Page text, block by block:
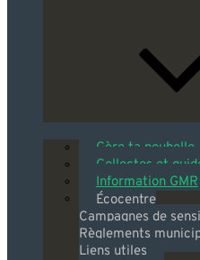
Gère ta poubelle
Collectes et
Information GMR
Écocentre
Campagnes de
Règlements
Liens utiles